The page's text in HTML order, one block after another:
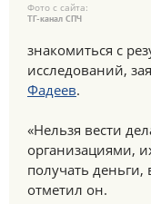
Фото с сайта:
ТГ-канал СПЧ
знакомиться с
исследований,
Фадеев.
«Нельзя вести
организациями,
получать деньги,
отметил он.